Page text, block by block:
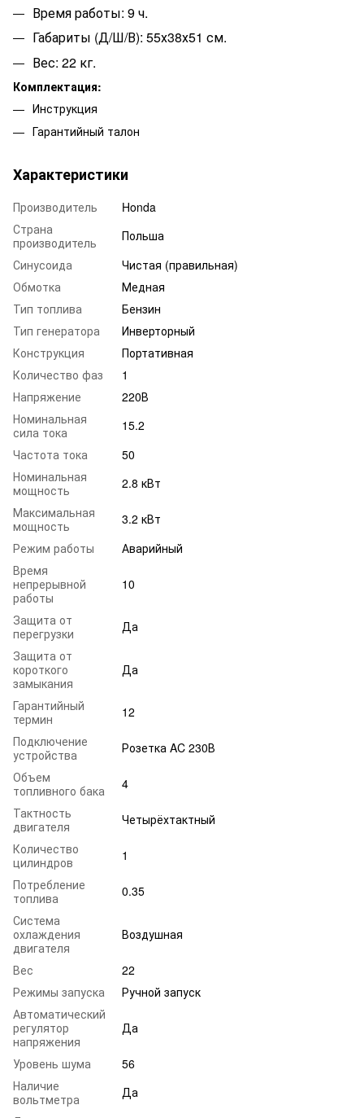
Время работы: 9 ч.
Габариты (Д/Ш/В): 55х38х51 см.
Вес: 22 кг.
Комплектация:
Инструкция
Гарантийный талон
Характеристики
Производитель
Honda
Страна
производитель
Польша
Синусоида
Чистая (правильная)
Обмотка
Медная
Тип топлива
Бензин
Тип генератора
Инверторный
Конструкция
Портативная
Количество фаз
1
Напряжение
220В
Номинальная
сила тока
15.2
Частота тока
50
Номинальная
мощность
2.8 кВт
Максимальная
мощность
3.2 кВт
Режим работы
Аварийный
Время
непрерывной
работы
10
Защита от
перегрузки
Да
Защита от
короткого
замыкания
Да
Гарантийный
термин
12
Подключение
устройства
Розетка AC 230В
Объем
топливного бака
4
Тактность
двигателя
Четырёхтактный
Количество
цилиндров
1
Потребление
топлива
0.35
Система
охлаждения
двигателя
Воздушная
Вес
22
Режимы запуска
Ручной запуск
Автоматический
регулятор
напряжения
Да
Уровень шума
56
Наличие
вольтметра
Да